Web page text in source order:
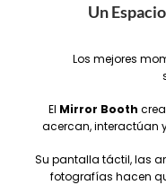
Un
Los mejores
El Mirror Booth
acercan, interactúan
Su pantalla táctil, las
fotografías hacen